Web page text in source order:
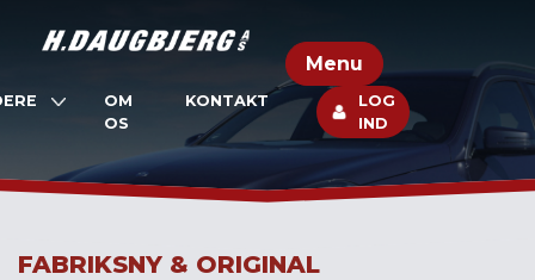
Menu
OM
OS
KONTAKT
LOG
IND
FABRIKSNY & ORIGINAL